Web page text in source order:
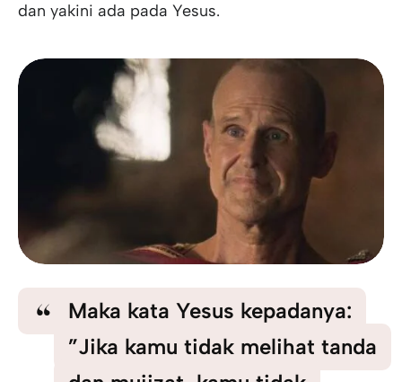
dan yakini ada pada Yesus.
Maka kata Yesus kepadanya:
”Jika kamu tidak melihat tanda